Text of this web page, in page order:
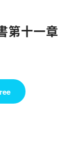
第十一章